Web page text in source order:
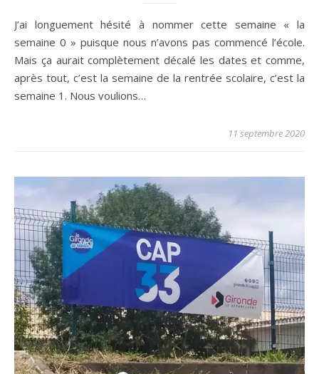
J’ai longuement hésité à nommer cette semaine « la
semaine 0 » puisque nous n’avons pas commencé l’école.
Mais ça aurait complètement décalé les dates et comme,
après tout, c’est la semaine de la rentrée scolaire, c’est la
semaine 1. Nous voulions…
11 septembre 2020